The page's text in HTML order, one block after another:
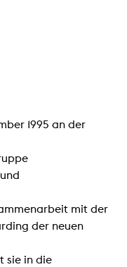
1995 an der
mit der
der neuen
sie in die